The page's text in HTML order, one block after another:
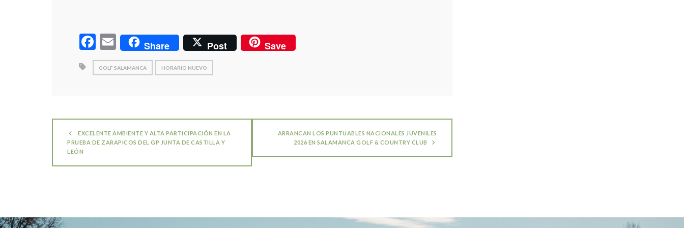
Pinterest
Facebook
EmailShare Post Save
GOLF SALAMANCA HORARIO NUEVO
EXCELENTE AMBIENTE Y ALTA PARTICIPACIÓN EN LA
PRUEBA DE ZARAPICOS DEL GP JUNTA DE CASTILLA Y
LEÓN
ARRANCAN LOS PUNTUABLES NACIONALES JUVENILES
2026 EN SALAMANCA GOLF & COUNTRY CLUB